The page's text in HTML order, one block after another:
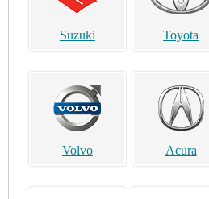
Suzuki Toyota
Volvo Acura